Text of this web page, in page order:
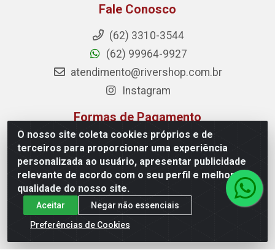
O nosso site coleta cookies próprios e de
terceiros para proporcionar uma experiência
personalizada ao usuário, apresentar publicidade
relevante de acordo com o seu perfil e melhorar a
qualidade do nosso site.
Aceitar
Negar não essenciais
Preferências de Cookies
Fale Conosco
(62) 3310-3544
(62) 99964-9927
atendimento@rivershop.com.br
Instagram
Formas de Pagamento
Site Seguro